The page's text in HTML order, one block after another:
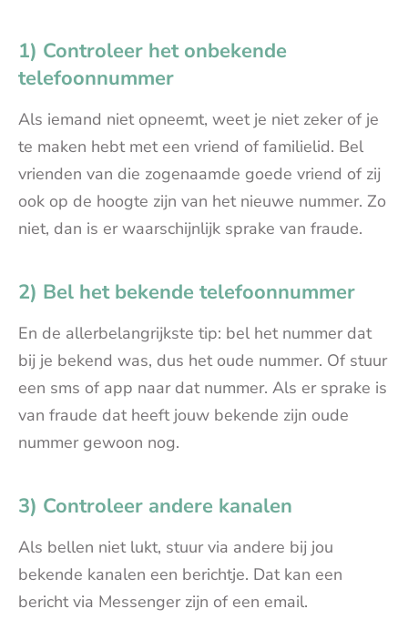
1) Controleer het onbekende
telefoonnummer
Als iemand niet opneemt, weet je niet zeker of je
te maken hebt met een vriend of familielid. Bel
vrienden van die zogenaamde goede vriend of zij
ook op de hoogte zijn van het nieuwe nummer. Zo
niet, dan is er waarschijnlijk sprake van fraude.
2) Bel het bekende telefoonnummer
En de allerbelangrijkste tip: bel het nummer dat
bij je bekend was, dus het oude nummer. Of stuur
een sms of app naar dat nummer. Als er sprake is
van fraude dat heeft jouw bekende zijn oude
nummer gewoon nog.
3) Controleer andere kanalen
Als bellen niet lukt, stuur via andere bij jou
bekende kanalen een berichtje. Dat kan een
bericht via Messenger zijn of een email.